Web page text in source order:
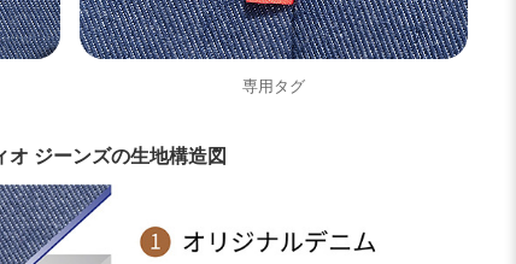
専用タグ
オ ジーンズの生地構造図